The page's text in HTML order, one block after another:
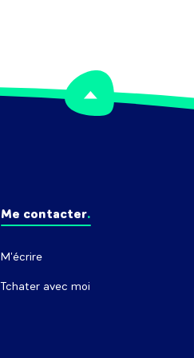
Me contacter
M'écrire
Tchater avec moi